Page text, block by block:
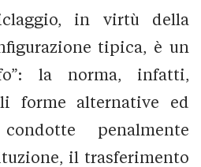
in virtù della
tipica, è un
la norma, infatti,
forme alternative ed
penalmente
il trasferimento